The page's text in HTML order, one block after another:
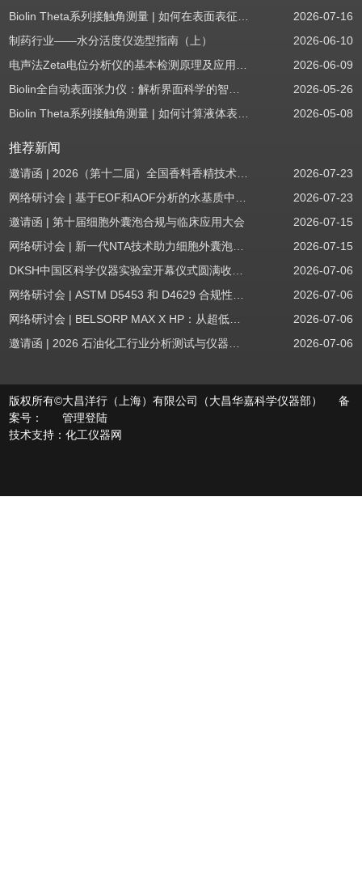
Biolin Theta系列接触角测量 | 如何在表面表征应用中使用接触角：后退角
2026-07-16
制药行业——水分活度仪选型指南（上）
2026-06-10
电声法Zeta电位分析仪的基本检测原理及应用场景
2026-06-09
Biolin全自动表面张力仪：解析界面科学的智能之眼
2026-05-26
Biolin Theta系列接触角测量 | 如何计算液体表面张力分量
2026-05-08
推荐新闻
邀请函 | 2026（第十二届）全国香料香精技术交流年会
2026-07-23
网络研讨会 | 基于EOF和AOF分析的水基质中PFAS筛查
2026-07-23
邀请函 | 第十届细胞外囊泡合规与临床应用大会
2026-07-15
网络研讨会 | 新一代NTA技术助力细胞外囊泡质量评估与工艺开发
2026-07-15
DKSH中国区科学仪器实验室开幕仪式圆满收官！
2026-07-06
网络研讨会 | ASTM D5453 和 D4629 合规性：无需妥协
2026-07-06
网络研讨会 | BELSORP MAX X HP：从超低压物理吸附到高压吸附
2026-07-06
邀请函 | 2026 石油化工行业分析测试与仪器技术交流会（辽宁站）
2026-07-06
版权所有©大昌洋行（上海）有限公司（大昌华嘉科学仪器部） 备
案号：
管理登陆
技术支持：化工仪器网